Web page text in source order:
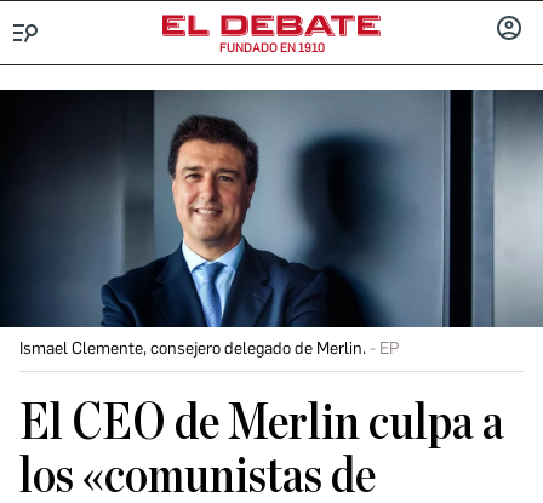
FUNDADO EN 1910
Ismael Clemente, consejero delegado de Merlin. EP
El CEO de Merlin culpa a
los «comunistas de